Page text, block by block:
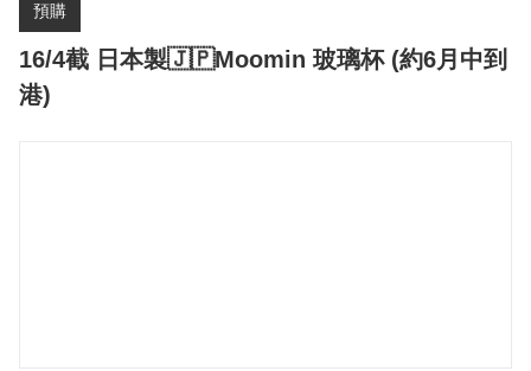
預購
16/4截 日本製🇯🇵Moomin 玻璃杯 (約6月中到
港)